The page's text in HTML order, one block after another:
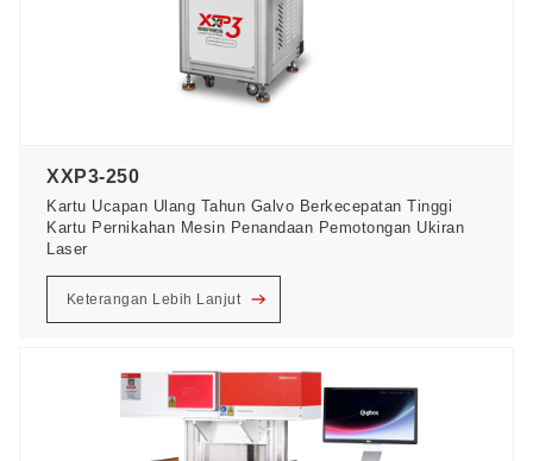
XXP3-250
Kartu Ucapan Ulang Tahun Galvo Berkecepatan Tinggi
Kartu Pernikahan Mesin Penandaan Pemotongan Ukiran
Laser
Keterangan Lebih Lanjut